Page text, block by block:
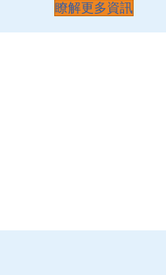
瞭解更多資訊